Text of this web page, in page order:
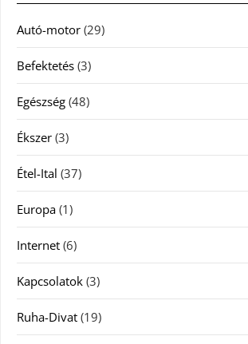
Autó-motor (29)
Befektetés (3)
Egészség (48)
Ékszer (3)
Étel-Ital (37)
Europa (1)
Internet (6)
Kapcsolatok (3)
Ruha-Divat (19)